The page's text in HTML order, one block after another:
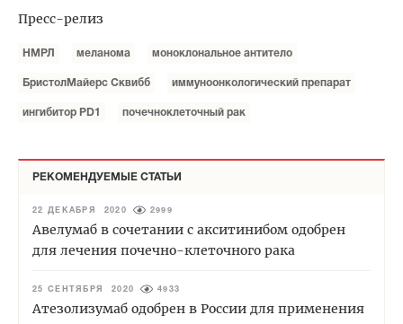
Пресс-релиз
НМРЛ меланома моноклональное антитело
БристолМайерс Сквибб иммуноонкологический препарат
ингибитор PD1 почечноклеточный рак
РЕКОМЕНДУЕМЫЕ СТАТЬИ
22 ДЕКАБРЯ 2020 2999
Авелумаб в сочетании с акситинибом одобрен
для лечения почечно-клеточного рака
25 СЕНТЯБРЯ 2020 4933
Атезолизумаб одобрен в России для применения